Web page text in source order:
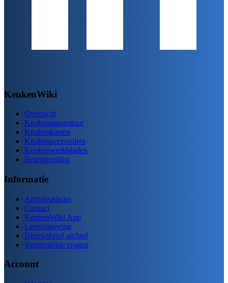
KeukenWiki
Overzicht
Keukenapparatuur
Keukenkasten
Keukenaccessoires
Keukenwerkbladen
Begrippenlijst
Informatie
Ambassadeurs
Contact
KeukenWiki App
Leeromgeving
Nieuwsbrief archief
Veelgestelde vragen
Account